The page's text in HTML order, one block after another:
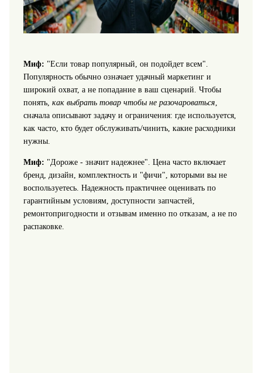
Миф: "Если товар популярный, он подойдет всем".
Популярность обычно означает удачный маркетинг и
широкий охват, а не попадание в ваш сценарий. Чтобы
понять, как выбрать товар чтобы не разочароваться,
сначала описывают задачу и ограничения: где используется,
как часто, кто будет обслуживать/чинить, какие расходники
нужны.
Миф: "Дороже - значит надежнее". Цена часто включает
бренд, дизайн, комплектность и "фичи", которыми вы не
воспользуетесь. Надежность практичнее оценивать по
гарантийным условиям, доступности запчастей,
ремонтопригодности и отзывам именно по отказам, а не по
распаковке.